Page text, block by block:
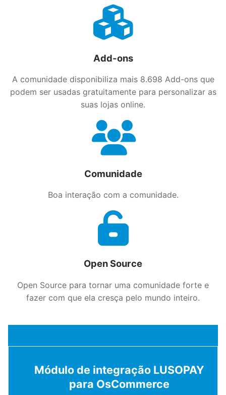
Add-ons
A comunidade disponibiliza mais 8.698 Add-ons que
podem ser usadas gratuitamente para personalizar as
suas lojas online.
Comunidade
Boa interação com a comunidade.
Open Source
Open Source para tornar uma comunidade forte e
fazer com que ela cresça pelo mundo inteiro.
Módulo de integração LUSOPAY
para OsCommerce